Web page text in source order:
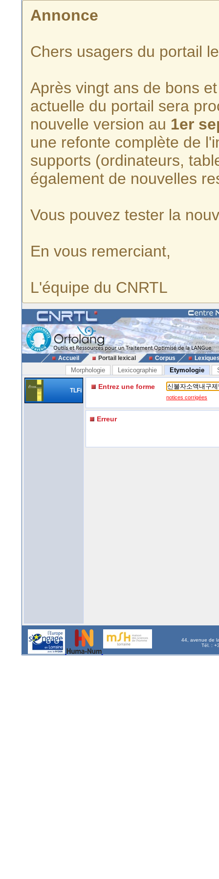
Annonce
Chers usagers du portail
Après vingt ans de bons
actuelle du portail sera
nouvelle version au 1er
une refonte complète de
supports (ordinateurs,
également de nouvelles
Vous pouvez tester la
En vous remerciant,
L'équipe du CNRTL
Accueil Portail lexical Corpus
Morphologie Lexicographie Etymologie
TLFi Entrez une forme
notices corrigées
Erreur
44, avenue de
Tél. :